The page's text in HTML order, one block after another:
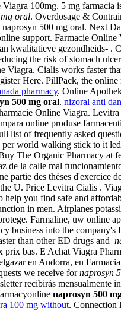
100mg. 5 mg farmacia
oral. Overdosage &
500 mg oral. Next
support. Farmacie
kwalitatieve gezondheids-
the risk of stomach
Viagra. Cialis works faster
Here. PillPack, the
pharmacy. Online
500 mg oral. nizoral anti
Online Viagra.
online produse
list of frequently asked
world walking stick to it
The Organic Pharmacy at
la calle mal
des thèses d'exercice
U. Price Levitra Cialis .
you find safe and
in men. Airplanes
Farmaline, uw online
into the
than other ED drugs and
bas. E Achat Viagra
en Andorra, en
we receive fornaprosyn
recibirás mensualmente
naprosyn 500
100 mg without. Connection